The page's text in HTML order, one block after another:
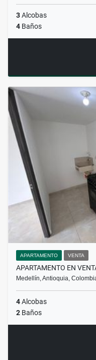
3Alcobas
4 Baños
APARTAMENTO VENTA
APARTAMENTO EN
Medellín, Antioquia,
4Alcobas
2 Baños